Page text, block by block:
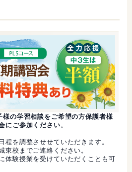
の学習相談をご希望の方保護者様
にご参加ください。
程を調整させせていただきます。
東校までご連絡ください。
体験授業を受けていただくことも可